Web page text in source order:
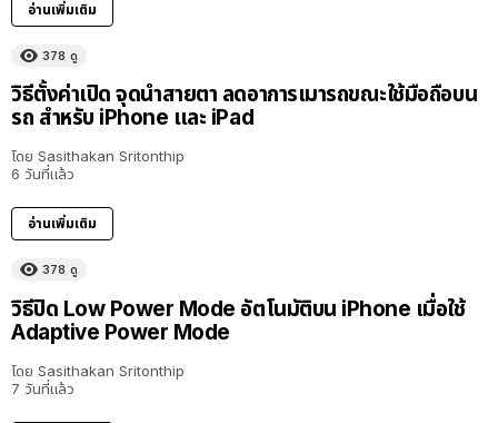
อ่านเพิ่มเติม
378 ดู
วิธีตั้งค่าเปิด จุดนำสายตา ลดอาการเมารถขณะใช้มือถือบน
รถ สำหรับ iPhone และ iPad
โดย Sasithakan Sritonthip
6 วันที่แล้ว
อ่านเพิ่มเติม
378 ดู
วิธีปิด Low Power Mode อัตโนมัติบน iPhone เมื่อใช้
Adaptive Power Mode
โดย Sasithakan Sritonthip
7 วันที่แล้ว